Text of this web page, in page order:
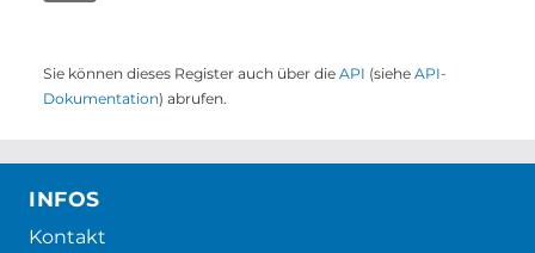
Sie können dieses Register auch über die API (siehe API-
Dokumentation) abrufen.
INFOS
Kontakt